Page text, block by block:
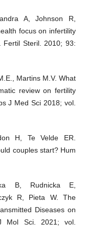
A, Johnson R,
focus on infertility
Fertil Steril. 2010; 93:
Martins M.V. What
review on fertility
J Med Sci 2018; vol.
H, Te Velde ER.
couples start? Hum
B, Rudnicka E,
R, Pieta W. The
Diseases on
Mol Sci. 2021; vol.